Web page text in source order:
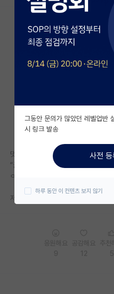
커뮤니티
커뮤니티 홈
전체글보기
베스트 게시판
자유 게시판(아무개랩)
미국 유학 게시판
미국 대학원 합격 후기 게시
대학원생 모집 게시판
연구실(PI) 홍보 게시판
댓글들 보면 꼭
“글 보면 교수가 아니리 작성자 잘못 같
ㅇㅈㄹ 하는 놈들은 얼마나 행복한 대
저정도면 현실에서도 교수 빨아주다가
그동안 문의가 많았던 레벨업반
시 링크 발송
사전 등
하루 동안 이 컨텐츠 보지 않기